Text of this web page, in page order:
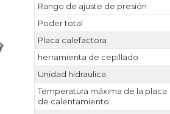
Rango de ajuste de presión
Poder total
Placa calefactora
herramienta de cepillado
Unidad hidraulica
Temperatura máxima de la placa
de calentamiento